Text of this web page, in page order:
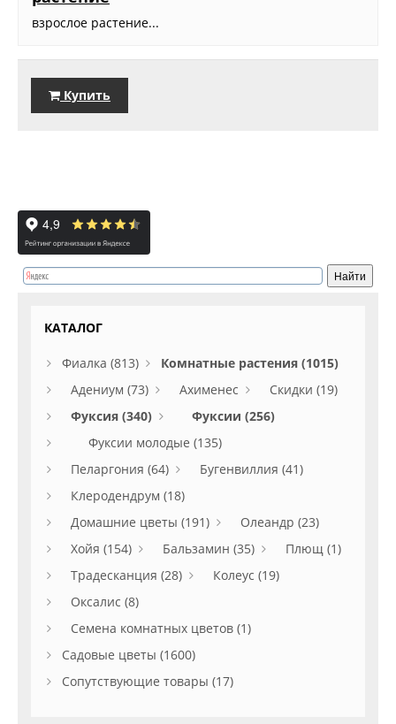
взрослое растение...
Купить
КАТАЛОГ
Фиалка (813)
Комнатные растения (1015)
Адениум (73)
Ахименес
Скидки (19)
Фуксия (340)
Фуксии (256)
Фуксии молодые (135)
Пеларгония (64)
Бугенвиллия (41)
Клеродендрум (18)
Домашние цветы (191)
Олеандр (23)
Хойя (154)
Бальзамин (35)
Плющ (1)
Традесканция (28)
Колеус (19)
Оксалис (8)
Семена комнатных цветов (1)
Садовые цветы (1600)
Сопутствующие товары (17)